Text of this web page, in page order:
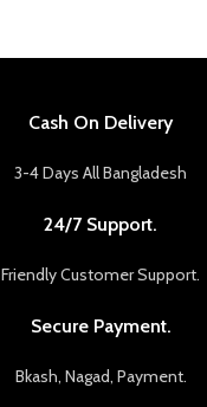
Cash On Delivery
3-4 Days All Bangladesh
24/7 Support.
Friendly Customer Support.
Secure Payment.
Bkash, Nagad, Payment.